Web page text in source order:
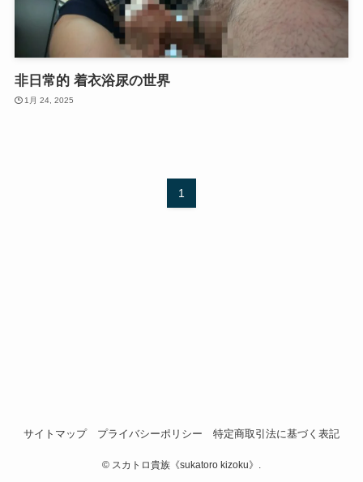
非日常的 着衣浴尿の世界
1月 24, 2025
1
サイトマップ プライバシーポリシー 特定商取引法に基づく表記
© スカトロ貴族《sukatoro kizoku》.